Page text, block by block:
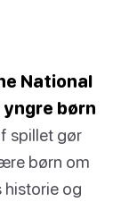
National
børn
spillet gør
børn om
historie og